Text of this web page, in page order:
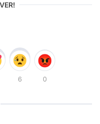
6 0